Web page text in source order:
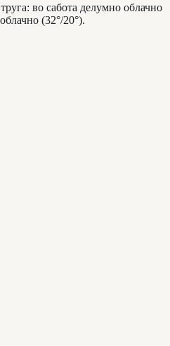
во сабота делумно облачно
(32°/20°).